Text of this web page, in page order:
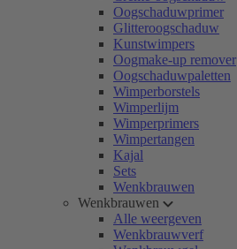
Oogschaduwprimer
Glitteroogschaduw
Kunstwimpers
Oogmake-up remover
Oogschaduwpaletten
Wimperborstels
Wimperlijm
Wimperprimers
Wimpertangen
Kajal
Sets
Wenkbrauwen
Wenkbrauwen
Alle weergeven
Wenkbrauwverf